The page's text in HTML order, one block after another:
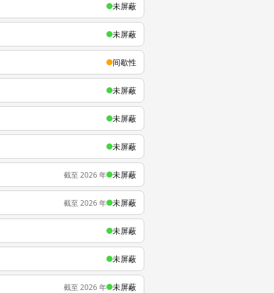
未屏蔽
未屏蔽
间歇性
未屏蔽
未屏蔽
未屏蔽
截至 2026 年 未屏蔽
截至 2026 年 未屏蔽
未屏蔽
未屏蔽
截至 2026 年 未屏蔽